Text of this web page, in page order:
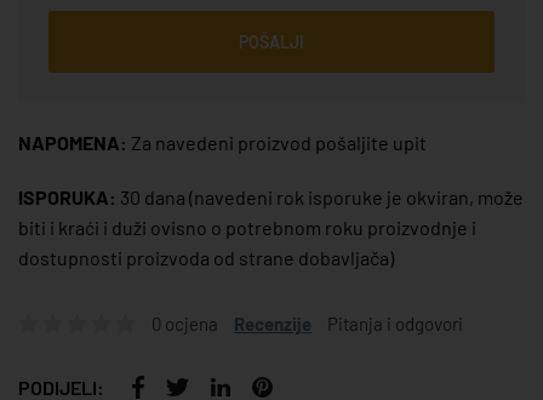
POŠALJI
NAPOMENA: Za navedeni proizvod pošaljite upit
ISPORUKA: 30 dana (navedeni rok isporuke je okviran, može
biti i kraći i duži ovisno o potrebnom roku proizvodnje i
dostupnosti proizvoda od strane dobavljača)
0 ocjena Recenzije Pitanja i odgovori
PODIJELI: